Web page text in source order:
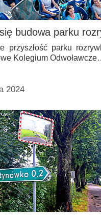
budowa parku
przyszłość parku
Kolegium
2024